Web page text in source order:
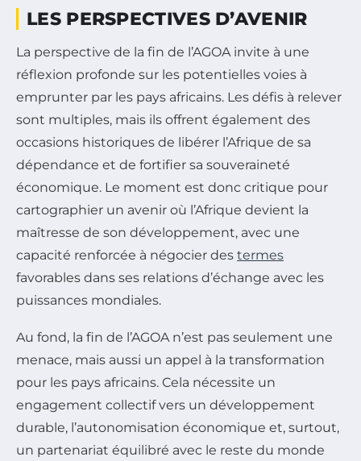
LES PERSPECTIVES D’AVENIR
La perspective de la fin de l’AGOA invite à une
réflexion profonde sur les potentielles voies à
emprunter par les pays africains. Les défis à relever
sont multiples, mais ils offrent également des
occasions historiques de libérer l’Afrique de sa
dépendance et de fortifier sa souveraineté
économique. Le moment est donc critique pour
cartographier un avenir où l’Afrique devient la
maîtresse de son développement, avec une
capacité renforcée à négocier des termes
favorables dans ses relations d’échange avec les
puissances mondiales.
Au fond, la fin de l’AGOA n’est pas seulement une
menace, mais aussi un appel à la transformation
pour les pays africains. Cela nécessite un
engagement collectif vers un développement
durable, l’autonomisation économique et, surtout,
un partenariat équilibré avec le reste du monde